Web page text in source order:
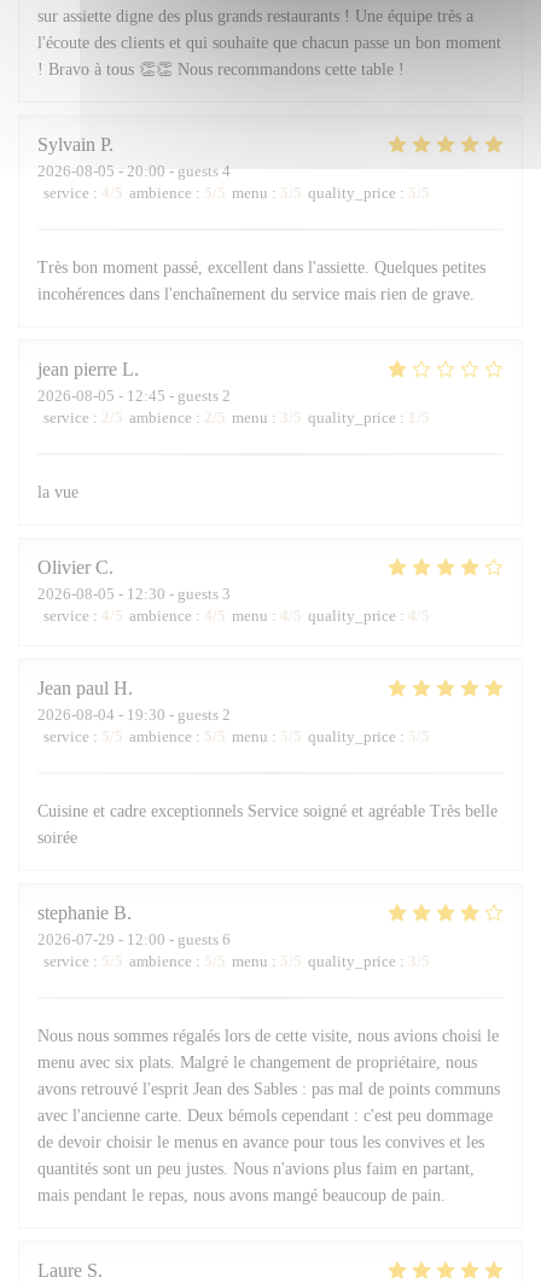
sur assiette digne des plus grands restaurants ! Une équipe très a
l'écoute des clients et qui souhaite que chacun passe un bon moment
! Bravo à tous 👏👏 Nous recommandons cette table !
Sylvain P
2026-08-05 - 20:00 - guests 4
service : 4/5 ambience : 5/5 menu : 5/5 quality_price : 5/5
Très bon moment passé, excellent dans l'assiette. Quelques petites
incohérences dans l'enchaînement du service mais rien de grave.
jean pierre L
2026-08-05 - 12:45 - guests 2
service : 2/5 ambience : 2/5 menu : 3/5 quality_price : 1 /5
la vue
Olivier C
2026-08-05 - 12:30 - guests 3
service : 4/5 ambience : 4/5 menu : 4/5 quality_price : 4/5
Jean paul H
2026-08-04 - 19:30 - guests 2
service : 5/5 ambience : 5/5 menu : 5/5 quality_price : 5/5
Cuisine et cadre exceptionnels Service soigné et agréable Très belle
soirée
stephanie B
2026-07-29 - 12:00 - guests 6
service : 5/5 ambience : 5/5 menu : 5/5 quality_price : 3/5
Nous nous sommes régalés lors de cette visite, nous avions choisi le
menu avec six plats. Malgré le changement de propriétaire, nous
avons retrouvé l'esprit Jean des Sables : pas mal de points communs
avec l'ancienne carte. Deux bémols cependant : c'est peu dommage
de devoir choisir le menus en avance pour tous les convives et les
quantités sont un peu justes. Nous n'avions plus faim en partant,
mais pendant le repas, nous avons mangé beaucoup de pain.
Laure S